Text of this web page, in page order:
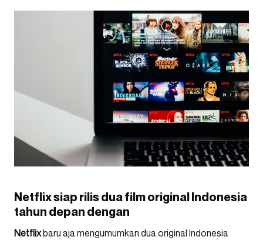
Netflix siap rilis dua film original Indonesia
tahun depan dengan
Netflixbaru aja mengumumkan dua original Indonesia